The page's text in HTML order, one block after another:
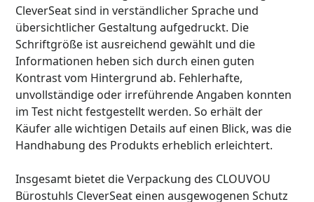
CleverSeat sind in verständlicher Sprache und
übersichtlicher Gestaltung aufgedruckt. Die
Schriftgröße ist ausreichend gewählt und die
Informationen heben sich durch einen guten
Kontrast vom Hintergrund ab. Fehlerhafte,
unvollständige oder irreführende Angaben konnten
im Test nicht festgestellt werden. So erhält der
Käufer alle wichtigen Details auf einen Blick, was die
Handhabung des Produkts erheblich erleichtert.
Insgesamt bietet die Verpackung des CLOUVOU
Bürostuhls CleverSeat einen ausgewogenen Schutz